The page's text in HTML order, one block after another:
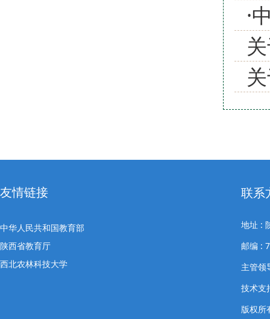
·
友情链接
中华人民共和国教育部
陕西省教育厅
西北农林科技大学
联系
地址 :
邮编 :
主管
技术支
版权